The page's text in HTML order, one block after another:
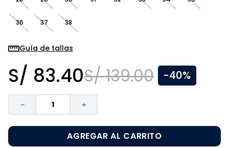
36 37 38
Guía de tallas
S/ 83.40S/ 139.00 -40%
＋
－
AGREGAR AL CARRITO
zapatos niña
pijama